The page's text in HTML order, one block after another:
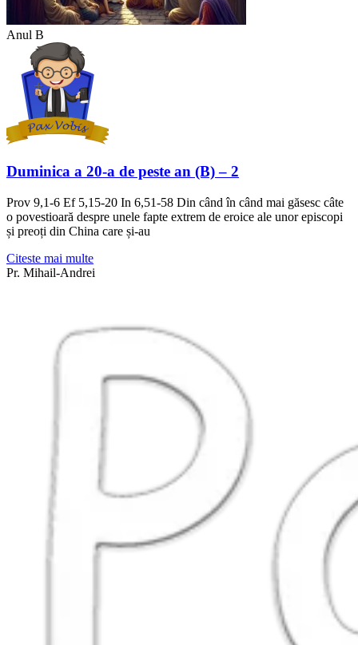
Anul B
Duminica a 20-a de peste an (B) – 2
Prov 9,1-6 Ef 5,15-20 In 6,51-58 Din când în când mai găsesc câte
o povestioară despre unele fapte extrem de eroice ale unor episcopi
și preoți din China care și-au
Citeste mai multe
Pr. Mihail-Andrei